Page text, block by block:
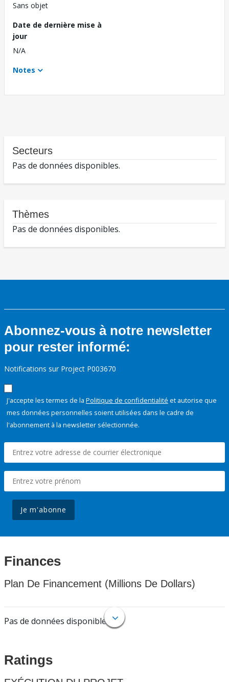
Sans objet
Date de dernière mise à
jour
N/A
Notes
Secteurs
Pas de données disponibles.
Thèmes
Pas de données disponibles.
Abonnez-vous à notre newsletter
pour rester informé:
Notifications sur Project P003670
J'accepte les termes de la Politique de confidentialité et autorise que
mes données personnelles soient utilisées dans le cadre de
l'abonnement à la newsletter sélectionnée.
Je m'abonne
Finances
Plan De Financement (Millions De Dollars)
Pas de données disponibles.
Ratings